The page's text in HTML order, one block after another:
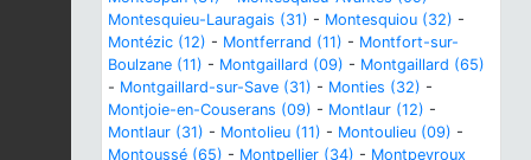
Montesquieu-Lauragais (31) - Montesquiou (32) -
Montézic (12) - Montferrand (11) - Montfort-sur-
Boulzane (11) - Montgaillard (09) - Montgaillard (65)
- Montgaillard-sur-Save (31) - Monties (32) -
Montjoie-en-Couserans (09) - Montlaur (12) -
Montlaur (31) - Montolieu (11) - Montoulieu (09) -
Montoussé (65) - Montpellier (34) - Montpeyroux